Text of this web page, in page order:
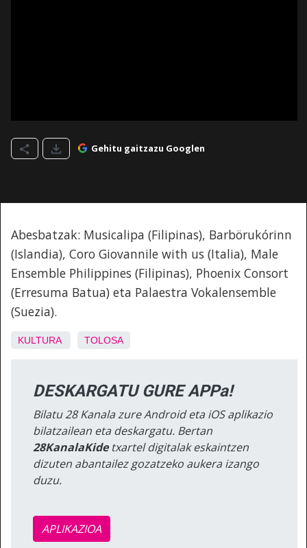
Gehitu gaitzazu Googlen
Abesbatzak: Musicalipa (Filipinas), Barbörukórinn
(Islandia), Coro Giovannile with us (Italia), Male
Ensemble Philippines (Filipinas), Phoenix Consort
(Erresuma Batua) eta Palaestra Vokalensemble
(Suezia).
KULTURA TOLOSA
DESKARGATU GURE APPa!
Bilatu 28 Kanala zure Android eta iOS aplikazio
bilatzailean eta deskargatu. Bertan
28KanalaKidetxartel digitalak eskaintzen
dizuten abantailez gozatzeko aukera izango
duzu.
APLIKAZIOA